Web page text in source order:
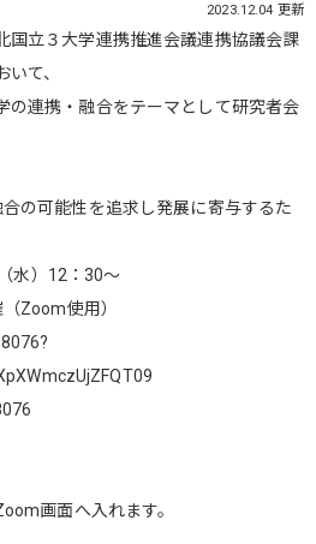
2023.12.04 更新
国立３大学連携推進会議連携協議会課
て、
の連携・融合をテーマとして研究者会
の可能性を追求し発展に寄与するた
水）12：30～
Zoom使用）
画面へ入れます。